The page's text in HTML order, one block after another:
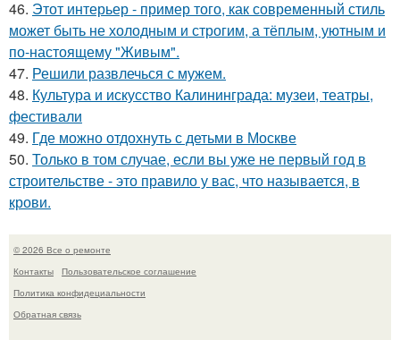
46. Этот интерьер - пример того, как современный стиль
может быть не холодным и строгим, а тёплым, уютным и
по-настоящему "Живым".
47. Решили развлечься с мужем.
48. Культура и искусство Калининграда: музеи, театры,
фестивали
49. Где можно отдохнуть с детьми в Москве
50. Только в том случае, если вы уже не первый год в
строительстве - это правило у вас, что называется, в
крови.
© 2026 Все о ремонте
Контакты
Пользовательское соглашение
Политика конфидециальности
Обратная связь